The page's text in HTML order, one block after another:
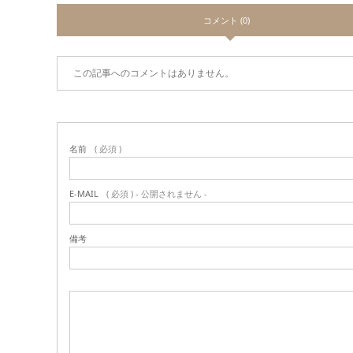
コメント (0)
この記事へのコメントはありません。
名前 ( 必須 )
E-MAIL ( 必須 ) - 公開されません -
備考